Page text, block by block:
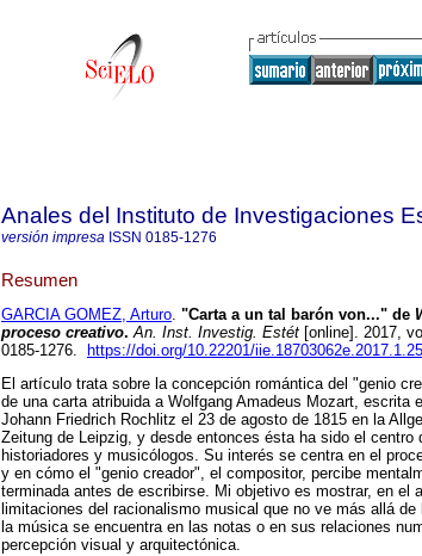
Anales del Instituto de Investigaciones
versión impresa ISSN 0185-1276
Resumen
GARCIA GOMEZ, Arturo. "Carta a un tal barón von..." de
proceso creativo. An. Inst. Investig. Estét [online]. 2017,
0185-1276.
https://doi.org/10.22201/
El artículo trata sobre la concepción romántica del "genio
de una carta atribuida a Wolfgang Amadeus Mozart, escrita
Johann Friedrich Rochlitz el 23 de agosto de 1815 en la
Zeitung de Leipzig, y desde entonces ésta ha sido el centro
historiadores y musicólogos. Su interés se centra en el
y en cómo el "genio creador", el compositor, percibe
terminada antes de escribirse. Mi objetivo es mostrar, en el
limitaciones del racionalismo musical que no ve más allá
la música se encuentra en las notas o en sus relaciones
percepción visual y arquitectónica.